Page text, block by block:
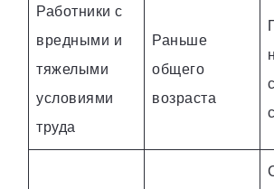
Работники с
вредными и
тяжелыми
условиями
труда
Раньше
общего
возраста